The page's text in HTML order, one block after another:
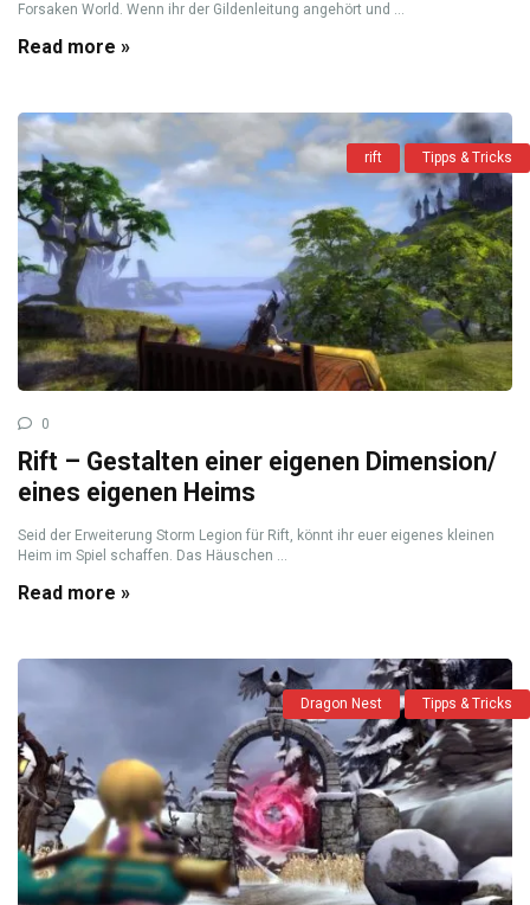
Forsaken World. Wenn ihr der Gildenleitung angehört und ...
Read more »
rift Tipps & Tricks
0
Rift – Gestalten einer eigenen Dimension/
eines eigenen Heims
Seid der Erweiterung Storm Legion für Rift, könnt ihr euer eigenes kleinen
Heim im Spiel schaffen. Das Häuschen ...
Read more »
Dragon Nest Tipps & Tricks